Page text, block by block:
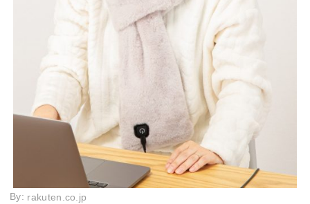
By: rakuten.co.jp